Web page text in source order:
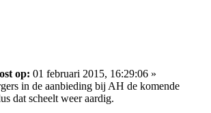
op: 01 februari 2015, 16:29:06 »
in de aanbieding bij AH de komende
dat scheelt weer aardig.